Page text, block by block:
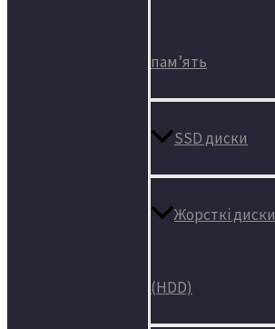
пам’ять
SSD диски
Жорсткі диски
(HDD)